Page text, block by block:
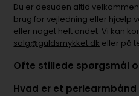
Du er desuden altid
brug for vejledning eller hjælp
eller noget helt andet. Vi kan
salg@guldsmykket.dk eller på
Ofte stillede spørgsmål
Hvad er et